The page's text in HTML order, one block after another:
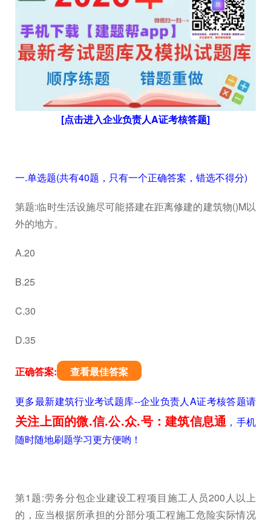
[点击进入企业负责人A证考核答题]
一.单选题(共有40题，只有一个正确答案，错选不得分)
第题:临时生活设施尽可能搭建在距离修建的建筑物()M以
外的地方。
A.20
B.25
C.30
D.35
正确答案: 查看最佳答案
更多最新建筑行业考试题库--企业负责人A证考核答题请
关注上面的微.信.公.众.号：建筑信息通，手机
随时随地刷题学习更方便哟！
第1题:劳务分包企业建设工程项目施工人员200人以上
的，应当根据所承担的分部分项工程施工危险实际情况